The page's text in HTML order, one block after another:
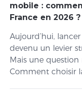
mobile :
France en 2026 ?
Aujourd’hui,
devenu un levier
Mais une
Comment choisir